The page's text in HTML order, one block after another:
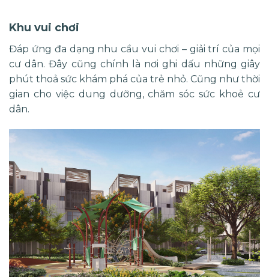
Khu vui chơi
Đáp ứng đa dạng nhu cầu vui chơi – giải trí của mọi
cư dân. Đây cũng chính là nơi ghi dấu những giây
phút thoả sức khám phá của trẻ nhỏ. Cũng như thời
gian cho việc dung dưỡng, chăm sóc sức khoẻ cư
dân.